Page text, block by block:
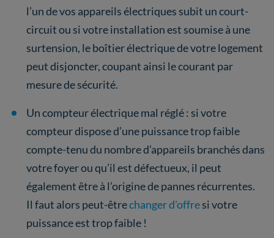
l’un de vos appareils électriques subit un court-
circuit ou si votre installation est soumise à une
surtension, le boîtier électrique de votre logement
peut disjoncter, coupant ainsi le courant par
mesure de sécurité.
Un compteur électrique mal réglé : si votre
compteur dispose d’une puissance trop faible
compte-tenu du nombre d’appareils branchés dans
votre foyer ou qu’il est défectueux, il peut
également être à l’origine de pannes récurrentes.
Il faut alors peut-êtrechanger d'offresi votre
puissance est trop faible !